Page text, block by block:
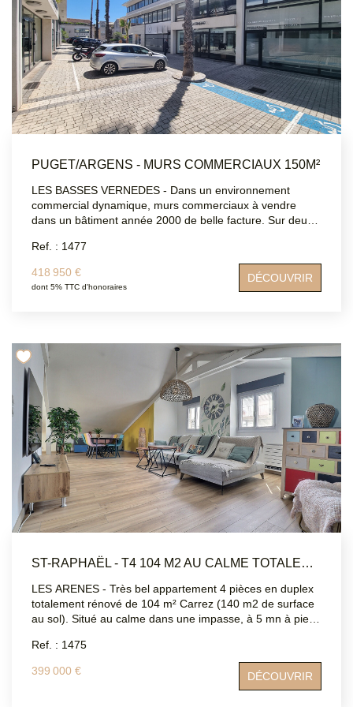
PUGET/ARGENS - MURS COMMERCIAUX 150M²
LES BASSES VERNEDES - Dans un environnement
commercial dynamique, murs commerciaux à vendre
dans un bâtiment année 2000 de belle facture. Sur deux
profitez d'une large vitrine, d'un rez-de-chaussée de 70m²
actuellement libre en espace de stockage, d'un premier
étage de même surface aménagé actuellement en 4
bureaux et un sanitaire. L'ensemble peut être divisé en
Les informations sur les risques auxquels ce bien est
exposé sont disponibles sur le site Géorisques :
www.georisques.gouv.fr
Ref. : 1477
418 950 €
dont 5% TTC d'honoraires
DÉCOUVRIR
ST-RAPHAËL - T4 104 M2 AU CALME TOTALEMENT RÉNOVÉ
LES ARENES - Très bel appartement 4 pièces en duplex
totalement rénové de 104 m² Carrez (140 m2 de surface
au sol). Situé au calme dans une impasse, à 5 mn à pied
originale et très agréable à vivre. Totalement rénové avec
charme et dans un style contemporain, vous n'aurez qu'à
poser vos valises. Au 1er niveau : 1 chambre de 12 m2
avec son balcon et sa salle d'eau (clim réversible, une
Ref. : 1475
399 000 € DÉCOUVRIR